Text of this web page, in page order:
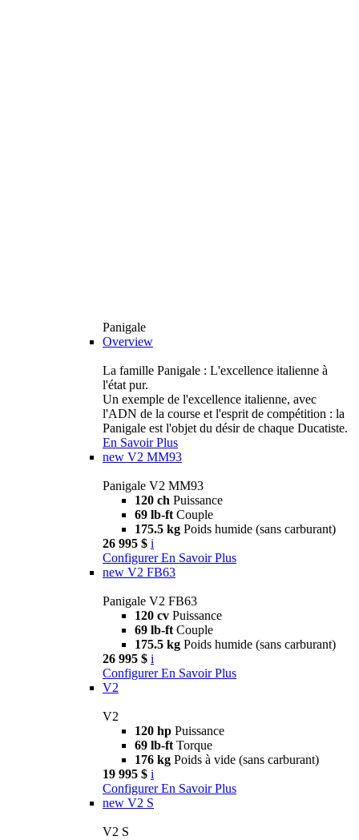
Panigale
Overview
La famille Panigale : L'excellence italienne à
l'état pur.
Un exemple de l'excellence italienne, avec
l'ADN de la course et l'esprit de compétition : la
Panigale est l'objet du désir de chaque Ducatiste.
En Savoir Plus
new V2 MM93
Panigale V2 MM93
120 ch Puissance
69 lb-ft Couple
175.5 kg Poids humide (sans carburant)
26 995 $ i
Configurer En Savoir Plus
new V2 FB63
Panigale V2 FB63
120 cv Puissance
69 lb-ft Couple
175.5 kg Poids humide (sans carburant)
26 995 $ i
Configurer En Savoir Plus
V2
V2
120 hp Puissance
69 lb-ft Torque
176 kg Poids à vide (sans carburant)
19 995 $ i
Configurer En Savoir Plus
new V2 S
V2 S